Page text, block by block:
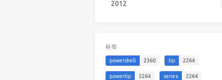
2012
标签
powershell 2360 tip 2264
powertip 2264 series 2264